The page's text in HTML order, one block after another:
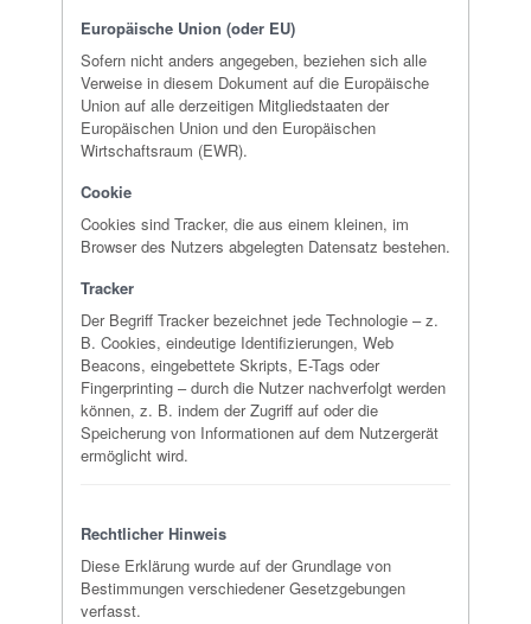
Europäische Union (oder EU)
Sofern nicht anders angegeben, beziehen sich alle
Verweise in diesem Dokument auf die Europäische
Union auf alle derzeitigen Mitgliedstaaten der
Europäischen Union und den Europäischen
Wirtschaftsraum (EWR).
Cookie
Cookies sind Tracker, die aus einem kleinen, im
Browser des Nutzers abgelegten Datensatz bestehen.
Tracker
Der Begriff Tracker bezeichnet jede Technologie – z.
B. Cookies, eindeutige Identifizierungen, Web
Beacons, eingebettete Skripts, E-Tags oder
Fingerprinting – durch die Nutzer nachverfolgt werden
können, z. B. indem der Zugriff auf oder die
Speicherung von Informationen auf dem Nutzergerät
ermöglicht wird.
Rechtlicher Hinweis
Diese Erklärung wurde auf der Grundlage von
Bestimmungen verschiedener Gesetzgebungen
verfasst.